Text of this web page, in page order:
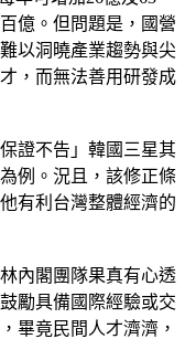
億。但問題是，國營
以洞曉產業趨勢與尖
，而無法善用研發成
證不告」韓國三星其
例。況且，該修正條
有利台灣整體經濟的
內閣團隊果真有心透
勵具備國際經驗或交
畢竟民間人才濟濟，